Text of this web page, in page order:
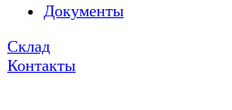
Документы
Склад
Контакты